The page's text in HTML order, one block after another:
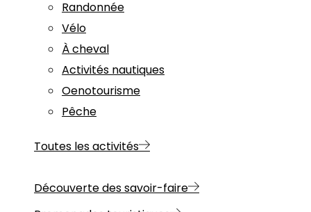
Randonnée
Vélo
À cheval
Activités nautiques
Oenotourisme
Pêche
Toutes les activités
Découverte des savoir-faire